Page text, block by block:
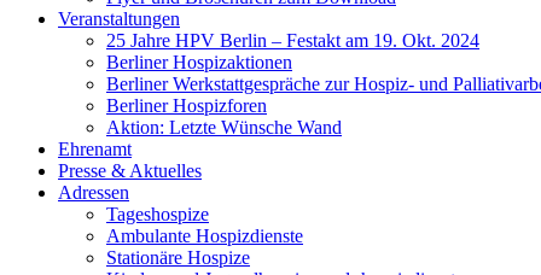
Veranstaltungen
25 Jahre HPV Berlin – Festakt am 19. Okt. 2024
Berliner Hospizaktionen
Berliner Werkstattgespräche zur Hospiz- und
Berliner Hospizforen
Aktion: Letzte Wünsche Wand
Ehrenamt
Presse & Aktuelles
Adressen
Tageshospize
Ambulante Hospizdienste
Stationäre Hospize